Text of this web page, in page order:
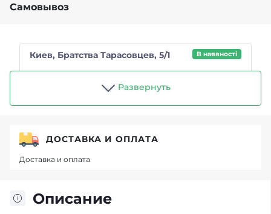
Самовывоз
Киев, Братства Тарасовцев, 5/1 В наявності
Развернуть
Описание
ДОСТАВКА И ОПЛАТА
Доставка и оплата